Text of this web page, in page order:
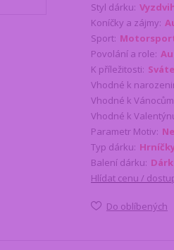
Styl dárku:
Koníčky a zájmy:
Sport:
Povolání a role:
K příležitosti:
Vhodné k
Vhodné k
Vhodné k
Parametr Motiv:
Typ dárku:
Balení dárku:
Hlídat cenu /
Do oblíbených